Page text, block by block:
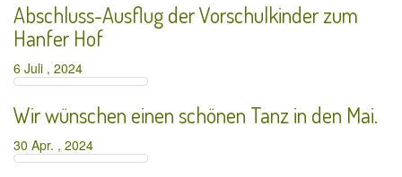
Abschluss-Ausflug der Vorschulkinder zum
Hanfer Hof
6 Juli , 2024
Wir wünschen einen schönen Tanz in den Mai.
30 Apr. , 2024